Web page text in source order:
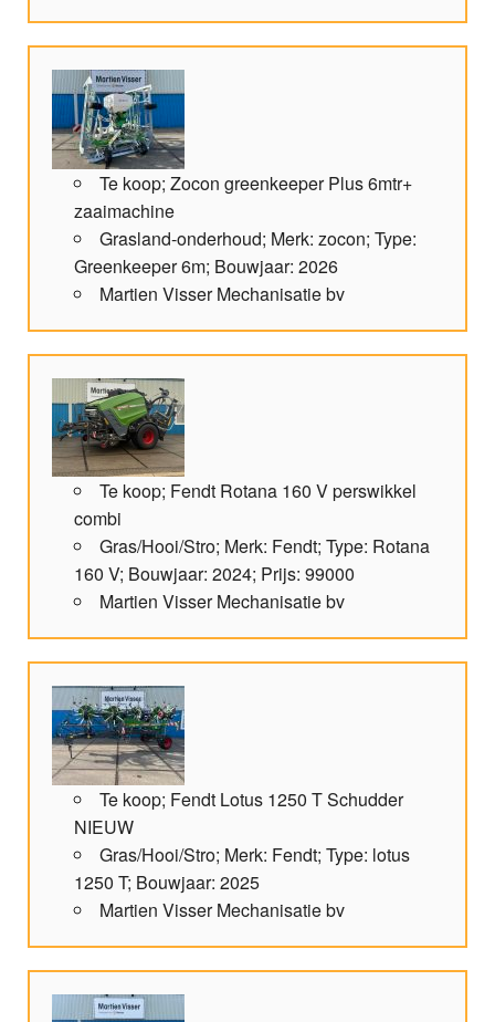
Te koop; Zocon greenkeeper Plus 6mtr+
zaaimachine
Grasland-onderhoud; Merk: zocon; Type:
Greenkeeper 6m; Bouwjaar: 2026
Martien Visser Mechanisatie bv
Te koop; Fendt Rotana 160 V perswikkel
combi
Gras/Hooi/Stro; Merk: Fendt; Type: Rotana
160 V; Bouwjaar: 2024; Prijs: 99000
Martien Visser Mechanisatie bv
Te koop; Fendt Lotus 1250 T Schudder
NIEUW
Gras/Hooi/Stro; Merk: Fendt; Type: lotus
1250 T; Bouwjaar: 2025
Martien Visser Mechanisatie bv